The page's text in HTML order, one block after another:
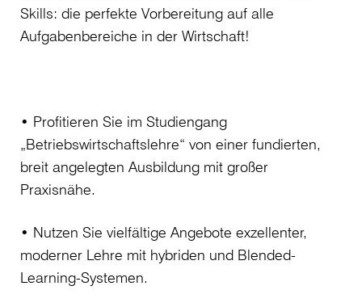
Skills: die perfekte Vorbereitung auf alle
Aufgabenbereiche in der Wirtschaft!
• Profitieren Sie im Studiengang
„Betriebswirtschaftslehre“ von einer fundierten,
breit angelegten Ausbildung mit großer
Praxisnähe.
• Nutzen Sie vielfältige Angebote exzellenter,
moderner Lehre mit hybriden und Blended-
Learning-Systemen.